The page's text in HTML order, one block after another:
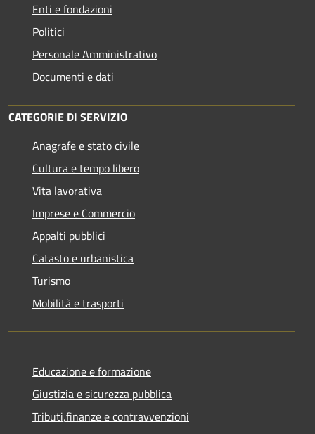
Enti e fondazioni
Politici
Personale Amministrativo
Documenti e dati
CATEGORIE DI SERVIZIO
Anagrafe e stato civile
Cultura e tempo libero
Vita lavorativa
Imprese e Commercio
Appalti pubblici
Catasto e urbanistica
Turismo
Mobilità e trasporti
Educazione e formazione
Giustizia e sicurezza pubblica
Tributi,finanze e contravvenzioni